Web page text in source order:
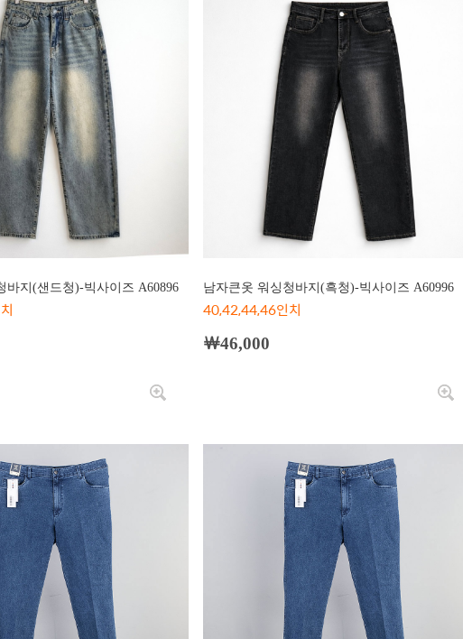
바지(샌드청)-빅사이즈 A60896 남자큰옷 워싱청바지(흑청)-빅사이즈 A60996
40,42,44,46인치
￦46,000